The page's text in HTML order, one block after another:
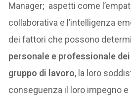
Manager; aspetti come
collaborativa e l’intelligenza
dei fattori che possono
personale e professionale
gruppo di lavoro, la loro
conseguenza il loro impegno e